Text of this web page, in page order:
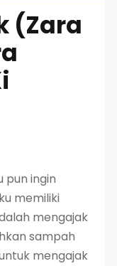
(Zara
pun ingin
memiliki
mengajak
sampah
mengajak